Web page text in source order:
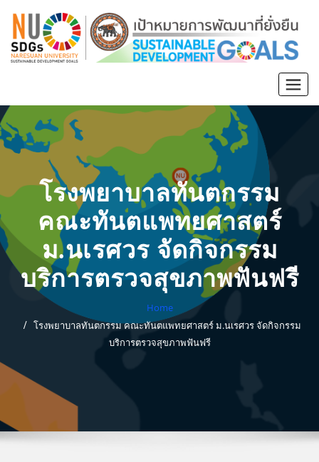
โรงพยาบาลทันตกรรม
คณะทันตแพทยศาสตร์
ม.นเรศวร จัดกิจกรรม
บริการตรวจสุขภาพฟันฟรี
Home
โรงพยาบาลทันตกรรม คณะทันตแพทยศาสตร์ ม.นเรศวร จัดกิจกรรม
บริการตรวจสุขภาพฟันฟรี